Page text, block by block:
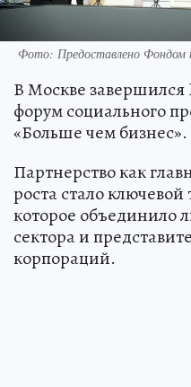
Фото: Предоставлено Фондом
В Москве
форум социального
«Больше чем бизнес».
Партнерство как
роста стало
которое объединило
сектора и
корпораций.